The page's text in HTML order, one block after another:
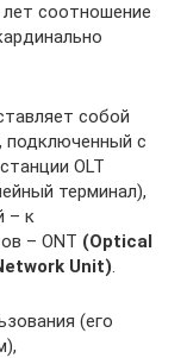
соотношение
собой
подключенный с
OLT
терминал),
– к
– ONT (Optical
Unit).
(его